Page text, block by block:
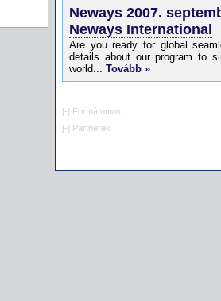
Neways 2007.
Neways International
Are you ready for global
details about our program to
world... Tovább »
[-] Formátumok
[-] Partnerek